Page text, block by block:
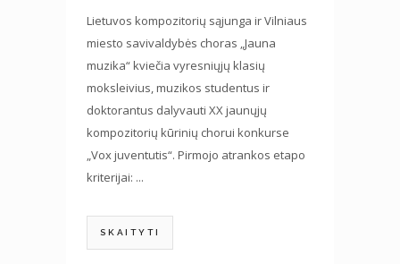
Lietuvos kompozitorių sąjunga ir Vilniaus
miesto savivaldybės choras „Jauna
muzika“ kviečia vyresniųjų klasių
moksleivius, muzikos studentus ir
doktorantus dalyvauti XX jaunųjų
kompozitorių kūrinių chorui konkurse
„Vox juventutis“. Pirmojo atrankos etapo
kriterijai: ...
SKAITYTI